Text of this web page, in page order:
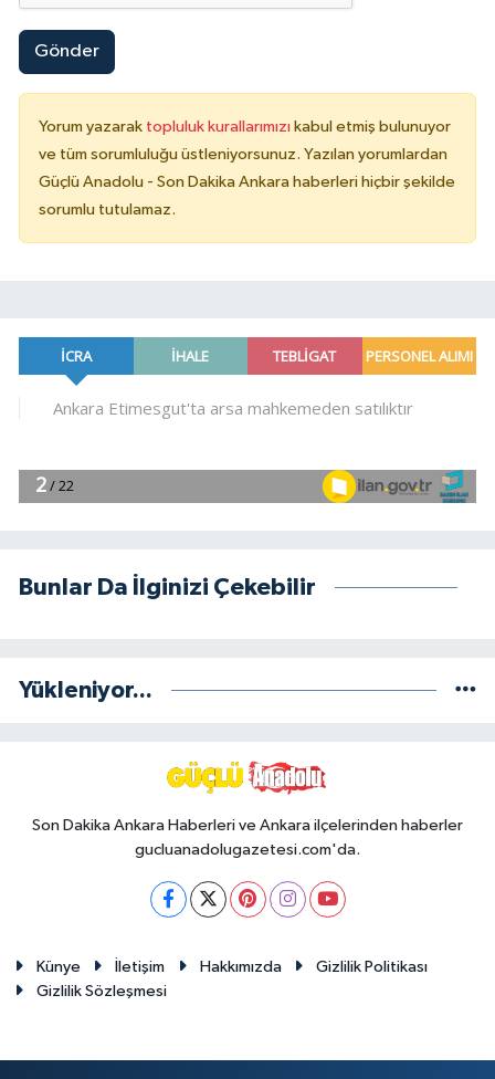
Gönder
Yorum yazarak topluluk kurallarımızı kabul etmiş bulunuyor
ve tüm sorumluluğu üstleniyorsunuz. Yazılan yorumlardan
Güçlü Anadolu - Son Dakika Ankara haberleri hiçbir şekilde
sorumlu tutulamaz.
Bunlar Da İlginizi Çekebilir
Yükleniyor...
Son Dakika Ankara Haberleri ve Ankara ilçelerinden haberler
gucluanadolugazetesi.com'da.
Künye İletişim Hakkımızda
Gizlilik Politikası
Gizlilik Sözleşmesi